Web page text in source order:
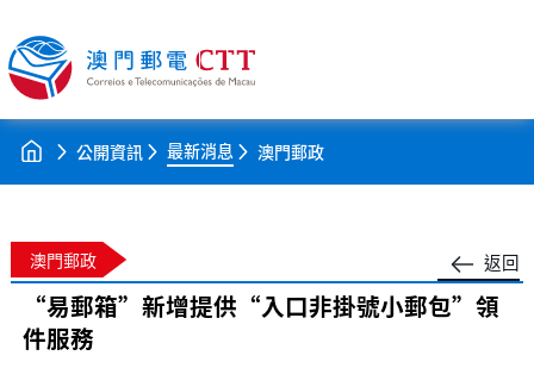
公開資訊 最新消息 澳門郵政
返回
澳門郵政
“易郵箱”新增提供“入口非掛號小郵包”領
件服務